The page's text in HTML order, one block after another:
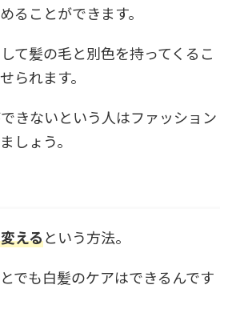
ることができます。
て髪の毛と別色を持ってくるこ
られます。
きないという人はファッション
しょう。
えるという方法。
でも白髪のケアはできるんです